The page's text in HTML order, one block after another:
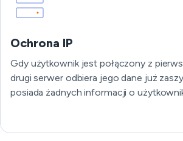
Ochrona IP
Gdy użytkownik jest połączony z
drugi serwer odbiera jego dane już
posiada żadnych informacji o